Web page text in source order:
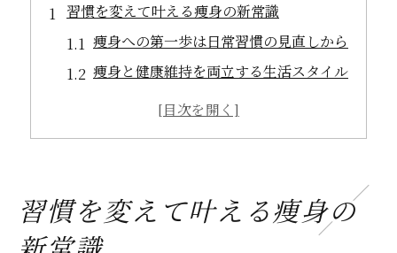
習慣を変えて叶える痩身の新常識
痩身への第一歩は日常習慣の見直しから
痩身と健康維持を両立する生活スタイル
痩身が続く朝夜のルーティン実践法
痩身を促す朝夜のセルフケア習慣
習慣を変えて叶える痩身の